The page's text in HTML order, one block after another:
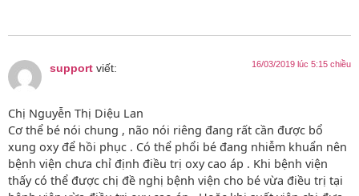
support viết: 16/03/2019 lúc 5:15 chiều
Chị Nguyễn Thị Diệu Lan
Cơ thể bé nói chung , não nói riêng đang rất cần được bổ
xung oxy để hồi phục . Có thể phổi bé đang nhiễm khuẩn nên
bệnh viện chưa chỉ định điều trị oxy cao áp . Khi bệnh viện
thấy có thể được chị đề nghị bệnh viện cho bé vừa điều trị tại